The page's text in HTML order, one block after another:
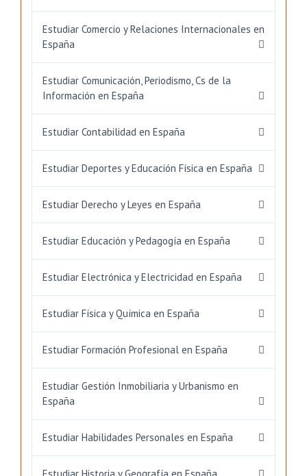
Estudiar Comercio y Relaciones Internacionales en
España
Estudiar Comunicación, Periodismo, Cs de la
Información en España
Estudiar Contabilidad en España
Estudiar Deportes y Educación Física en España
Estudiar Derecho y Leyes en España
Estudiar Educación y Pedagogía en España
Estudiar Electrónica y Electricidad en España
Estudiar Física y Química en España
Estudiar Formación Profesional en España
Estudiar Gestión Inmobiliaria y Urbanismo en
España
Estudiar Habilidades Personales en España